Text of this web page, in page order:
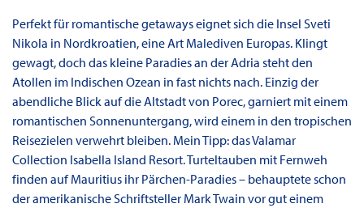
Perfekt für romantische getaways eignet sich die Insel Sveti
Nikola in Nordkroatien, eine Art Malediven Europas. Klingt
gewagt, doch das kleine Paradies an der Adria steht den
Atollen im Indischen Ozean in fast nichts nach. Einzig der
abendliche Blick auf die Altstadt von Porec, garniert mit einem
romantischen Sonnenuntergang, wird einem in den tropischen
Reisezielen verwehrt bleiben. Mein Tipp: das Valamar
Collection Isabella Island Resort. Turteltauben mit Fernweh
finden auf Mauritius ihr Pärchen-Paradies – behauptete schon
der amerikanische Schriftsteller Mark Twain vor gut einem